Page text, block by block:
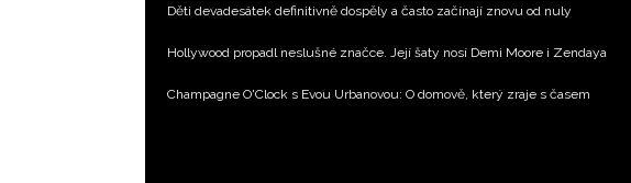
Děti devadesátek definitivně dospěly a často začínají znovu od nuly
Hollywood propadl neslušné značce. Její šaty nosí Demi Moore i Zendaya
Champagne O'Clock s Evou Urbanovou: O domově, který zraje s časem